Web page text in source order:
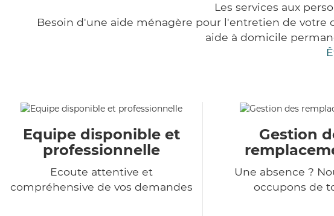
Les services aux
Besoin d'une aide ménagère pour l'entretien de
aide à domicile
Equipe disponible et
professionnelle
Ecoute attentive et
compréhensive de vos demandes
Gestion
Une absence ?
occupons de